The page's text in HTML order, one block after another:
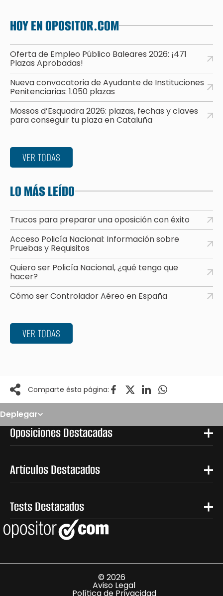
HOY EN OPOSITOR.COM
Oferta de Empleo Público Baleares 2026: ¡471
Plazas Aprobadas!
Nueva convocatoria de Ayudante de Instituciones
Penitenciarias: 1.050 plazas
Mossos d’Esquadra 2026: plazas, fechas y claves
para conseguir tu plaza en Cataluña
VER TODAS
LO MÁS LEÍDO
Trucos para preparar una oposición con éxito
Acceso Policía Nacional: Información sobre
Pruebas y Requisitos
Quiero ser Policía Nacional, ¿qué tengo que
hacer?
Cómo ser Controlador Aéreo en España
VER TODAS
Comparte ésta página:
Deplegar
Noticias
Oposiciones
Convocatorias
Paso paso
OPE 2026
Oposiciones Destacadas
Artículos Destacados
Tests Destacados
© 2026
Aviso Legal
Política de Privacidad